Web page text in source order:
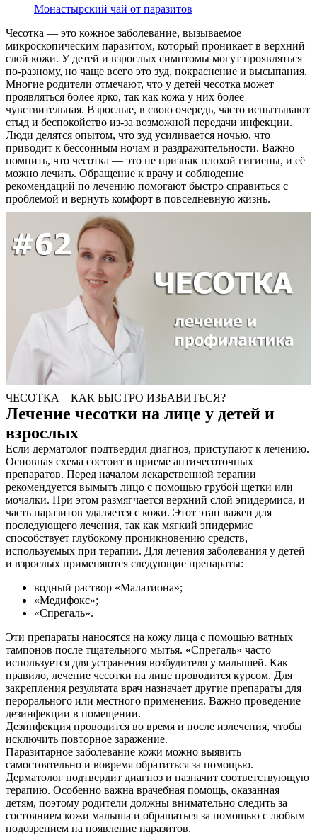
Контакты
Монастырский чай от паразитов
Чесотка — это кожное заболевание, вызываемое
микроскопическим паразитом, который проникает в верхний
слой кожи. У детей и взрослых симптомы могут проявляться
по-разному, но чаще всего это зуд, покраснение и высыпания.
Многие родители отмечают, что у детей чесотка может
проявляться более ярко, так как кожа у них более
чувствительная. Взрослые, в свою очередь, часто испытывают
стыд и беспокойство из-за возможной передачи инфекции.
Люди делятся опытом, что зуд усиливается ночью, что
приводит к бессонным ночам и раздражительности. Важно
помнить, что чесотка — это не признак плохой гигиены, и её
можно лечить. Обращение к врачу и соблюдение
рекомендаций по лечению помогают быстро справиться с
проблемой и вернуть комфорт в повседневную жизнь.
ЧЕСОТКА – КАК БЫСТРО ИЗБАВИТЬСЯ?
Лечение чесотки на лице у детей и
взрослых
Если дерматолог подтвердил диагноз, приступают к лечению.
Основная схема состоит в приеме античесоточных
препаратов. Перед началом лекарственной терапии
рекомендуется вымыть лицо с помощью грубой щетки или
мочалки. При этом размягчается верхний слой эпидермиса, и
часть паразитов удаляется с кожи. Этот этап важен для
последующего лечения, так как мягкий эпидермис
способствует глубокому проникновению средств,
используемых при терапии. Для лечения заболевания у детей
и взрослых применяются следующие препараты:
водный раствор «Малатиона»;
«Медифокс»;
«Спрегаль».
Эти препараты наносятся на кожу лица с помощью ватных
тампонов после тщательного мытья. «Спрегаль» часто
используется для устранения возбудителя у малышей. Как
правило, лечение чесотки на лице проводится курсом. Для
закрепления результата врач назначает другие препараты для
перорального или местного применения. Важно проведение
дезинфекции в помещении.
Дезинфекция проводится во время и после излечения, чтобы
исключить повторное заражение.
Паразитарное заболевание кожи можно выявить
самостоятельно и вовремя обратиться за помощью.
Дерматолог подтвердит диагноз и назначит соответствующую
терапию. Особенно важна врачебная помощь, оказанная
детям, поэтому родители должны внимательно следить за
состоянием кожи малыша и обращаться за помощью с любым
подозрением на появление паразитов.